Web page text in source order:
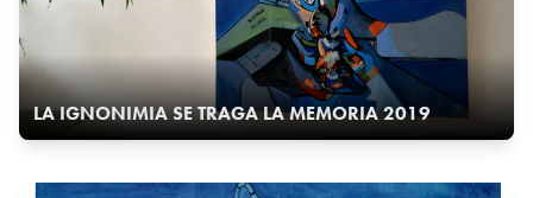
LA IGNONIMIA SE TRAGA LA MEMORIA 2019